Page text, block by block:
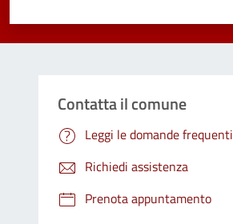
Contatta il comune
Leggi le domande frequenti
Richiedi assistenza
Prenota appuntamento